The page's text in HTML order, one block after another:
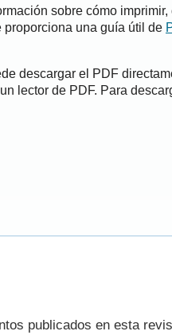
sobre cómo
proporciona una guía útil de
descargar el PDF
lector de PDF. Para
publicados en esta